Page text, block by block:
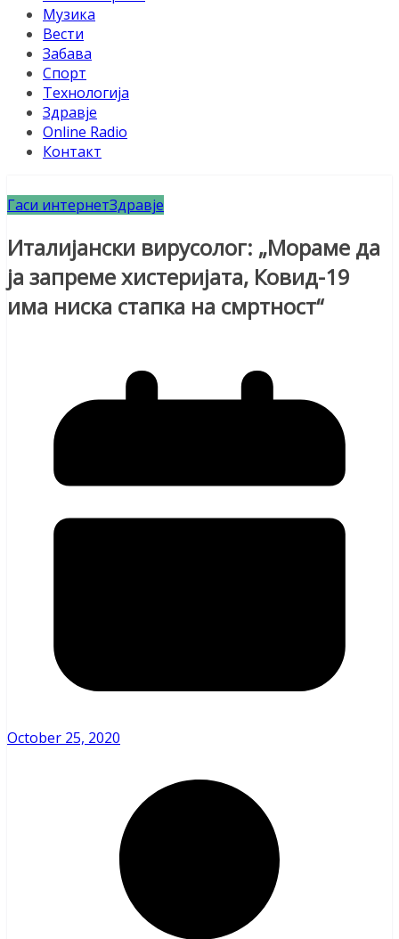
Музика
Вести
Забава
Спорт
Технологија
Здравје
Online Radio
Контакт
Гаси интернетЗдравје
Италијански вирусолог: „Мораме да
ја запреме хистеријата, Ковид-19
има ниска стапка на смртност“
October 25, 2020